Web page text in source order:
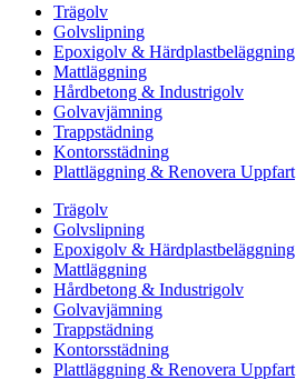
Trägolv
Golvslipning
Epoxigolv & Härdplastbeläggning
Mattläggning
Hårdbetong & Industrigolv
Golvavjämning
Trappstädning
Kontorsstädning
Plattläggning & Renovera Uppfart
Trägolv
Golvslipning
Epoxigolv & Härdplastbeläggning
Mattläggning
Hårdbetong & Industrigolv
Golvavjämning
Trappstädning
Kontorsstädning
Plattläggning & Renovera Uppfart